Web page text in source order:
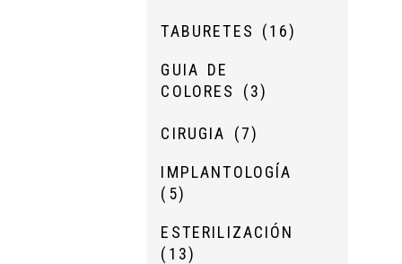
TABURETES (16)
GUIA DE
COLORES (3)
CIRUGIA (7)
IMPLANTOLOGÍA
(5)
ESTERILIZACIÓN
(13)